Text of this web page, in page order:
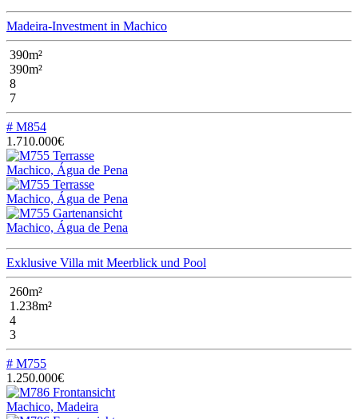
Madeira-Investment in Machico
390m²
390m²
8
7
# M854
1.710.000€
Machico, Água de Pena
Machico, Água de Pena
Machico, Água de Pena
Exklusive Villa mit Meerblick und Pool
260m²
1.238m²
4
3
# M755
1.250.000€
Machico, Madeira